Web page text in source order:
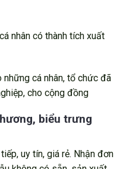
nhân có thành tích xuất
những cá nhân, tổ chức đã
cho cộng đồng
biểu trưng
uy tín, giá rẻ. Nhận đơn